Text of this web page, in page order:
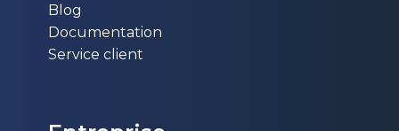
Blog
Documentation
Service client